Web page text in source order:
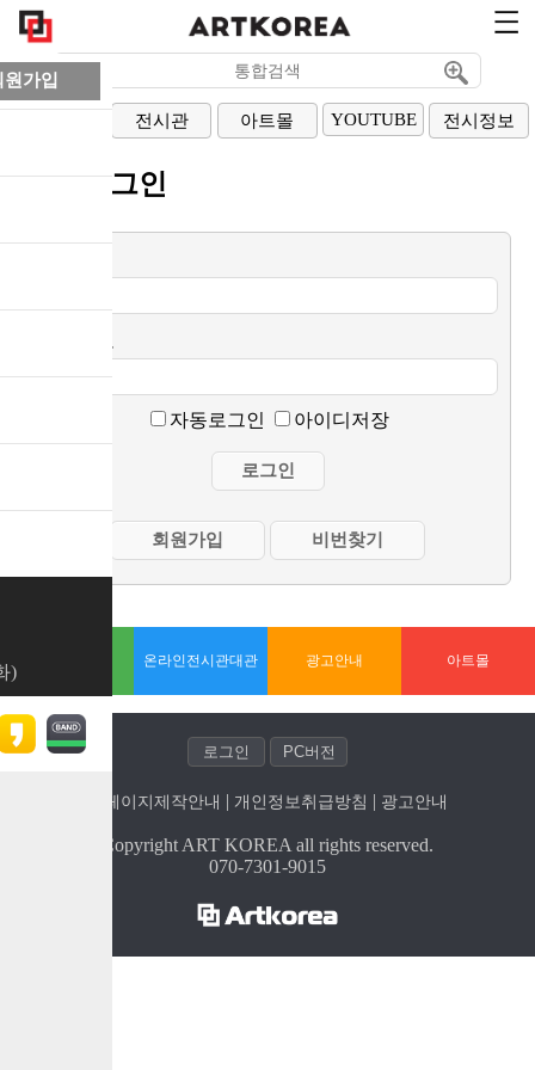
원가입
)
전시관 아트몰 YOUTUBE 전시정보
회원로그인
비밀번호
자동로그인 아이디저장
온라인전시관대관 광고안내 아트몰
홈페이지제작안내 | 개인정보취급방침 | 광고안내
Copyright ART KOREA all rights reserved.
070-7301-9015